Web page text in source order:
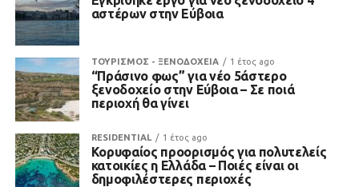
αστέρων στην Εύβοια
ΤΟΥΡΙΣΜΟΣ - ΞΕΝΟΔΟΧΕΙΑ 1 έτος ago
“Πράσινο φως” για νέο 5άστερο
ξενοδοχείο στην Εύβοια – Σε ποιά
περιοχή θα γίνει
RESIDENTIAL 1 έτος ago
Κορυφαίος προορισμός για πολυτελείς
κατοικίες η Ελλάδα – Ποιές είναι οι
δημοφιλέστερες περιοχές